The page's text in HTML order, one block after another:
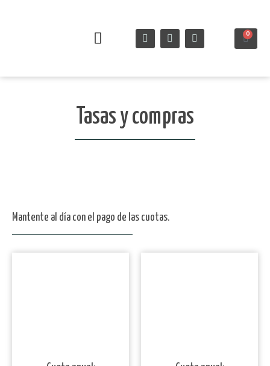
0
Tasas y compras
Mantente al día con el pago de las cuotas.